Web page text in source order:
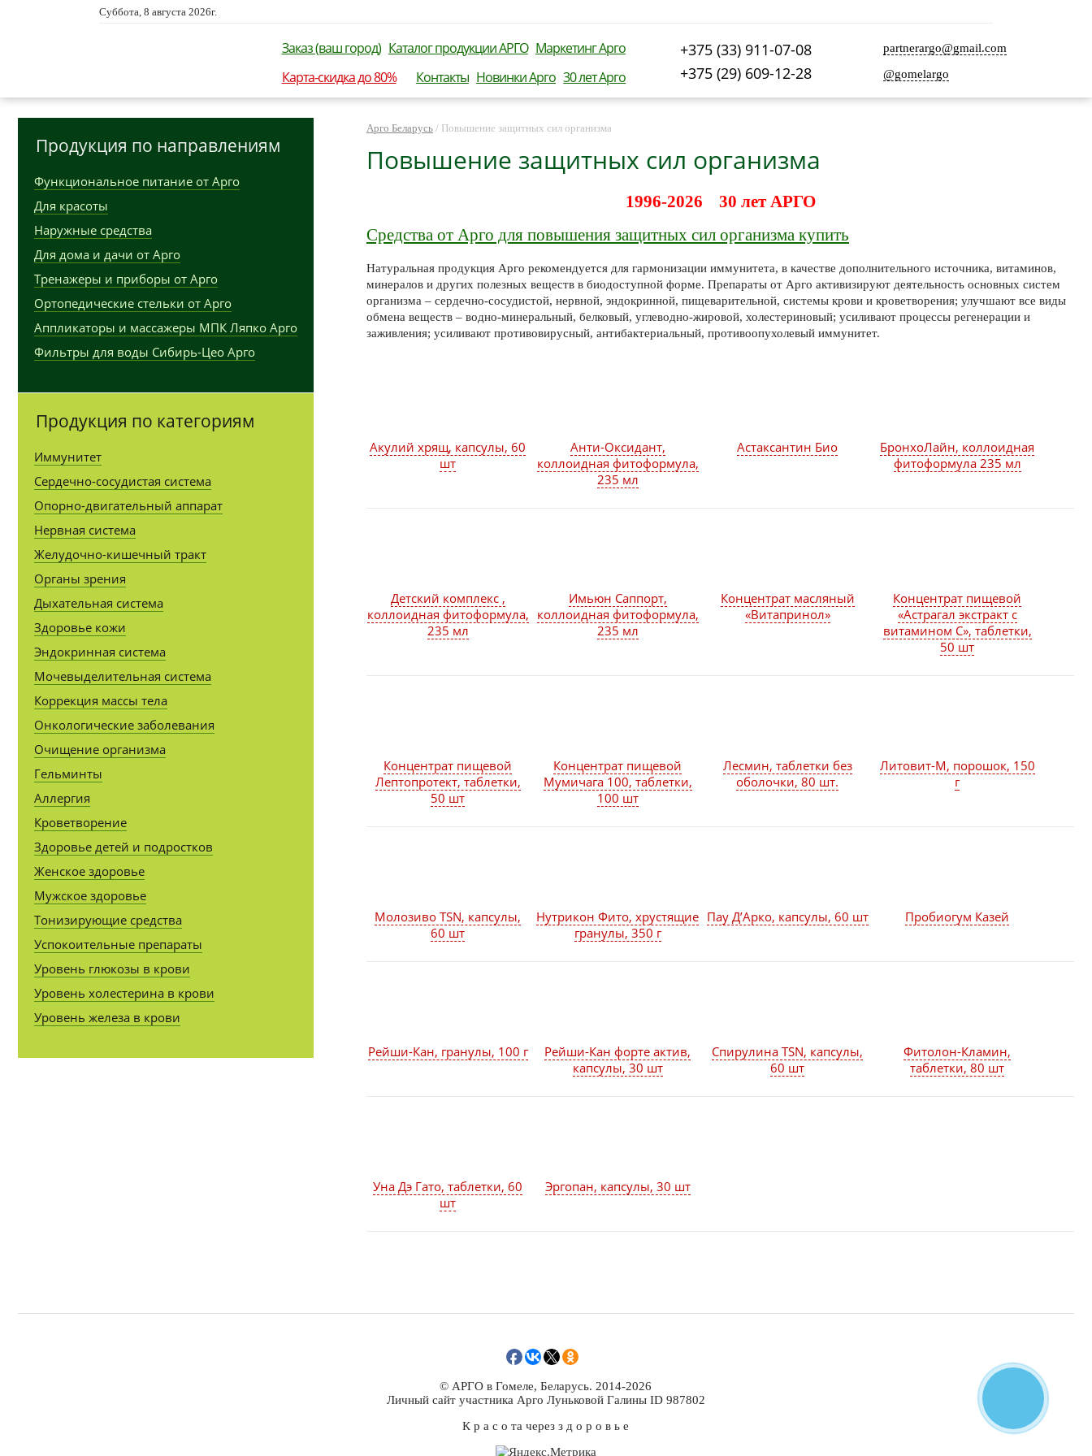
Суббота, 8 августа 2026г.
Заказ (ваш город) Каталог продукции АРГО Маркетинг Арго
Карта-скидка до 80%
Контакты Новинки Арго 30 лет Арго
partnerargo@gmail.com
@gomelargo
+375 (33) 911-07-08
+375 (29) 609-12-28
Арго Беларусь / Повышение защитных сил организма
Повышение защитных сил организма
1996-2026 30 лет АРГО
Средства от Арго для повышения защитных сил организма купить
Натуральная продукция Арго рекомендуется для гармонизации иммунитета, в качестве дополнительного источника, витаминов,
минералов и других полезных веществ в биодоступной форме. Препараты от Арго активизируют деятельность основных систем
организма – сердечно-сосудистой, нервной, эндокринной, пищеварительной, системы крови и кроветворения; улучшают все виды
обмена веществ – водно-минеральный, белковый, углеводно-жировой, холестериновый; усиливают процессы регенерации и
заживления; усиливают противовирусный, антибактериальный, противоопухолевый иммунитет.
Акулий хрящ, капсулы, 60
шт
Анти-Оксидант,
коллоидная фитоформула,
235 мл
Астаксантин Био
БронхоЛайн, коллоидная
фитоформула 235 мл
Детский комплекс ,
коллоидная фитоформула,
235 мл
Имьюн Саппорт,
коллоидная фитоформула,
235 мл
Концентрат масляный
«Витапринол»
Концентрат пищевой
«Астрагал экстракт с
витамином C», таблетки,
50 шт
Концентрат пищевой
Лептопротект, таблетки,
50 шт
Концентрат пищевой
Мумичага 100, таблетки,
100 шт
Лесмин, таблетки без
оболочки, 80 шт.
Литовит-М, порошок, 150
г
Молозиво TSN, капсулы,
60 шт
Нутрикон Фито, хрустящие
гранулы, 350 г
Пау Д’Арко, капсулы, 60 шт Пробиогум Казей
Рейши-Кан, гранулы, 100 г
Рейши-Кан форте актив,
капсулы, 30 шт
Спирулина TSN, капсулы,
60 шт
Фитолон-Кламин,
таблетки, 80 шт
Уна Дэ Гато, таблетки, 60
шт
Эргопан, капсулы, 30 шт
Продукция по направлениям
Функциональное питание от Арго
Для красоты
Наружные средства
Для дома и дачи от Арго
Тренажеры и приборы от Арго
Ортопедические стельки от Арго
Аппликаторы и массажеры МПК Ляпко Арго
Фильтры для воды Сибирь-Цео Арго
Продукция по категориям
Иммунитет
Сердечно-сосудистая система
Опорно-двигательный аппарат
Нервная система
Желудочно-кишечный тракт
Органы зрения
Дыхательная система
Здоровье кожи
Эндокринная система
Мочевыделительная система
Коррекция массы тела
Онкологические заболевания
Очищение организма
Гельминты
Аллергия
Кроветворение
Здоровье детей и подростков
Женское здоровье
Мужское здоровье
Тонизирующие средства
Успокоительные препараты
Уровень глюкозы в крови
Уровень холестерина в крови
Уровень железа в крови
© АРГО в Гомеле, Беларусь. 2014-2026
Личный сайт участника Арго Луньковой Галины ID 987802
К р а с о та через з д о р о в ь е